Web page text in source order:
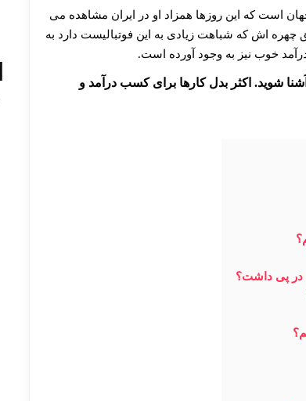
که این روزها همزاد او در ایران مشاهده می
چهره اش که شباهت زیادی به این فوتبالیست دارد به
خوب نیز به وجود آورده است.
شوید. اکثر بدل کارها برای کسب درآمد و
در پی داشت؟